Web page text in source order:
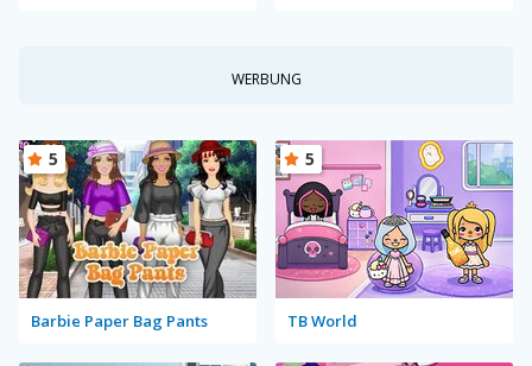
WERBUNG
Barbie Paper Bag Pants
5
TB World
5